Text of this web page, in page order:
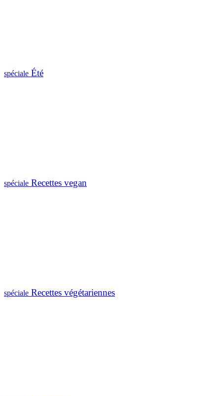
spéciale Été
spéciale Recettes vegan
spéciale Recettes végétariennes